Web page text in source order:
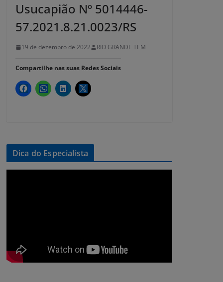
Usucapião Nº 5014446-
57.2021.8.21.0023/RS
19 de dezembro de 2022 RIO GRANDE TEM
Compartilhe nas suas Redes Sociais
Dica do Especialista